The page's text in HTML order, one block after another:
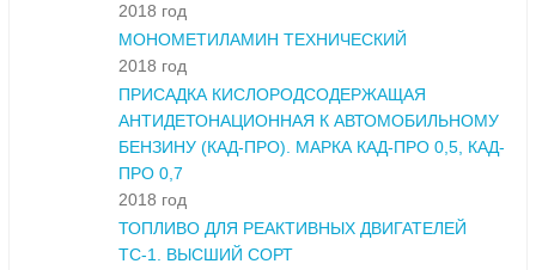
2018 год
МОНОМЕТИЛАМИН ТЕХНИЧЕСКИЙ
2018 год
ПРИСАДКА КИСЛОРОДСОДЕРЖАЩАЯ
АНТИДЕТОНАЦИОННАЯ К АВТОМОБИЛЬНОМУ
БЕНЗИНУ (КАД-ПРО). МАРКА КАД-ПРО 0,5, КАД-
ПРО 0,7
2018 год
ТОПЛИВО ДЛЯ РЕАКТИВНЫХ ДВИГАТЕЛЕЙ
ТС-1. ВЫСШИЙ СОРТ